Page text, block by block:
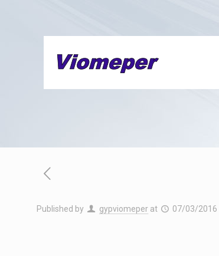
Published by gypviomeper at 07/03/2016